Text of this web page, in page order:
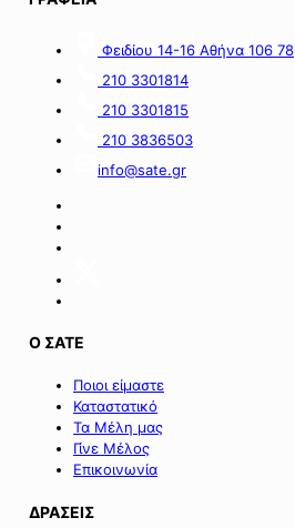
συγγένειας
εξουσιοδότησης,
καθώς
κάθε
τεχνικής
άρθρου
του
ν.
5297/2026».
σημαντικά
έργα
Σελλάνα».
Φειδίου 14-16 Αθήνα 106 78
210 3301814
210 3301815
210 3836503
info@sate.gr
Ο ΣΑΤΕ
Ποιοι είμαστε
Καταστατικό
Τα Μέλη μας
Γίνε Μέλος
Επικοινωνία
ΔΡΑΣΕΙΣ